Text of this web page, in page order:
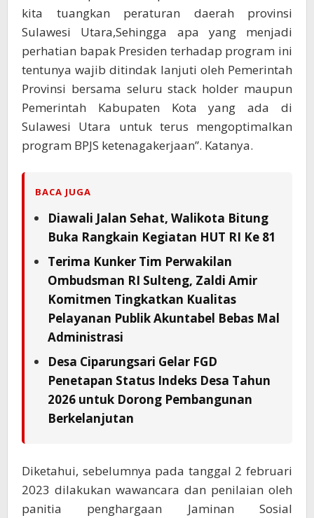
kita tuangkan peraturan daerah provinsi
Sulawesi Utara,Sehingga apa yang menjadi
perhatian bapak Presiden terhadap program ini
tentunya wajib ditindak lanjuti oleh Pemerintah
Provinsi bersama seluru stack holder maupun
Pemerintah Kabupaten Kota yang ada di
Sulawesi Utara untuk terus mengoptimalkan
program BPJS ketenagakerjaan”. Katanya.
BACA JUGA
Diawali Jalan Sehat, Walikota Bitung
Buka Rangkain Kegiatan HUT RI Ke 81
Terima Kunker Tim Perwakilan
Ombudsman RI Sulteng, Zaldi Amir
Komitmen Tingkatkan Kualitas
Pelayanan Publik Akuntabel Bebas Mal
Administrasi
Desa Ciparungsari Gelar FGD
Penetapan Status Indeks Desa Tahun
2026 untuk Dorong Pembangunan
Berkelanjutan
Diketahui, sebelumnya pada tanggal 2 februari
2023 dilakukan wawancara dan penilaian oleh
panitia penghargaan Jaminan Sosial